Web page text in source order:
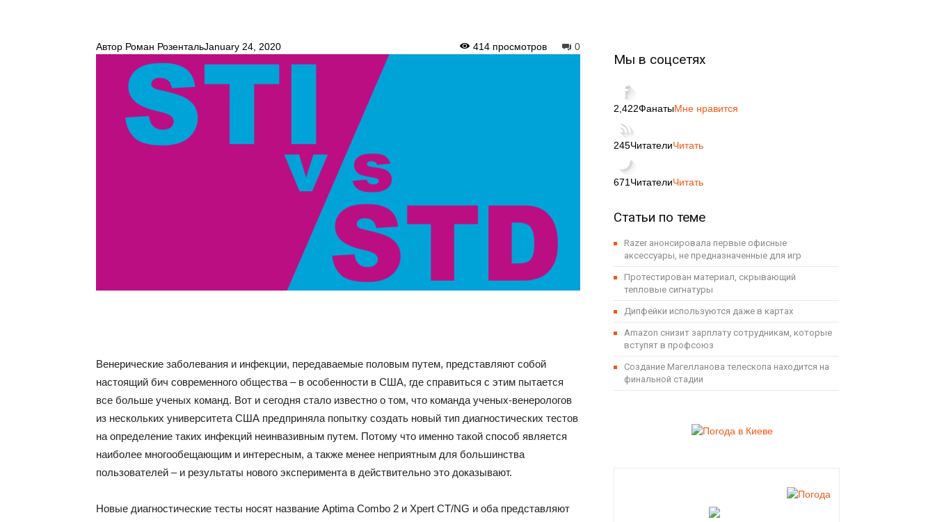
Автор Роман РозентальJanuary 24, 2020 0
414 просмотров
Венерические заболевания и инфекции, передаваемые половым путем, представляют собой
настоящий бич современного общества – в особенности в США, где справиться с этим пытается
все больше ученых команд. Вот и сегодня стало известно о том, что команда ученых-венерологов
из нескольких университета США предприняла попытку создать новый тип диагностических тестов
на определение таких инфекций неинвазивным путем. Потому что именно такой способ является
наиболее многообещающим и интересным, а также менее неприятным для большинства
пользователей – и результаты нового эксперимента в действительно это доказывают.
Новые диагностические тесты носят название Aptima Combo 2 и Xpert CT/NG и оба представляют
Мы в соцсетях
2,422ФанатыМне нравится
245ЧитателиЧитать
671 ЧитателиЧитать
Статьи по теме
Razer анонсировала первые офисные
аксессуары, не предназначенные для игр
Протестирован материал, скрывающий
тепловые сигнатуры
Дипфейки используются даже в картах
Amazon снизит зарплату сотрудникам, которые
вступят в профсоюз
Создание Магелланова телескопа находится на
финальной стадии